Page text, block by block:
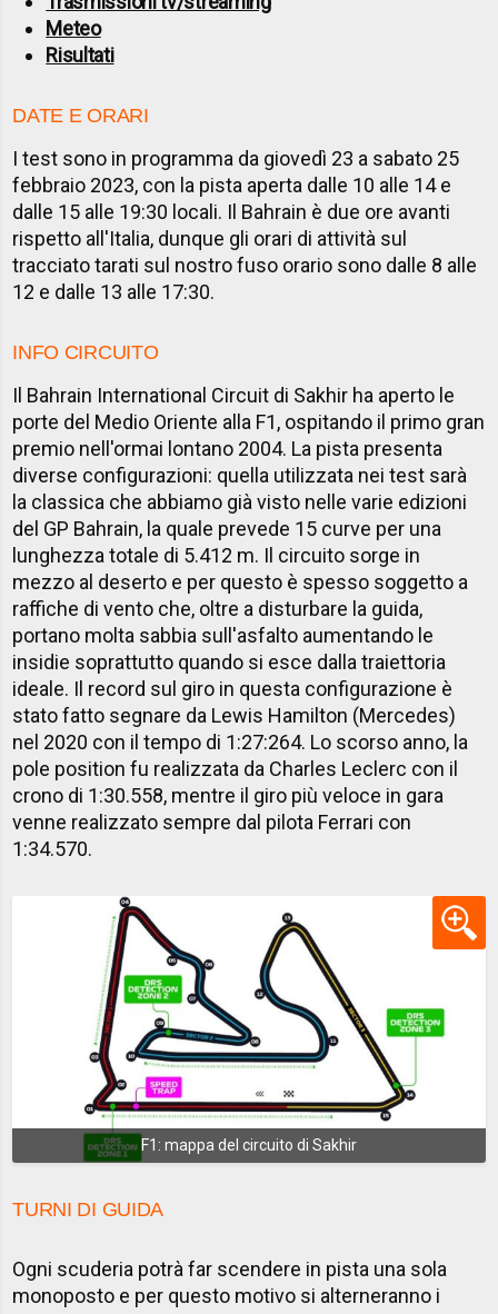
Meteo
Risultati
DATE E ORARI
I test sono in programma da giovedì 23 a sabato 25
febbraio 2023, con la pista aperta dalle 10 alle 14 e
dalle 15 alle 19:30 locali. Il Bahrain è due ore avanti
rispetto all'Italia, dunque gli orari di attività sul
tracciato tarati sul nostro fuso orario sono dalle 8 alle
12 e dalle 13 alle 17:30.
INFO CIRCUITO
Il Bahrain International Circuit di Sakhir ha aperto le
porte del Medio Oriente alla F1, ospitando il primo gran
premio nell'ormai lontano 2004. La pista presenta
diverse configurazioni: quella utilizzata nei test sarà
la classica che abbiamo già visto nelle varie edizioni
del GP Bahrain, la quale prevede 15 curve per una
lunghezza totale di 5.412 m. Il circuito sorge in
mezzo al deserto e per questo è spesso soggetto a
raffiche di vento che, oltre a disturbare la guida,
portano molta sabbia sull'asfalto aumentando le
insidie soprattutto quando si esce dalla traiettoria
ideale. Il record sul giro in questa configurazione è
stato fatto segnare da Lewis Hamilton (Mercedes)
nel 2020 con il tempo di 1:27:264. Lo scorso anno, la
pole position fu realizzata da Charles Leclerc con il
crono di 1:30.558, mentre il giro più veloce in gara
venne realizzato sempre dal pilota Ferrari con
1:34.570.
F1: mappa del circuito di Sakhir
TURNI DI GUIDA
Ogni scuderia potrà far scendere in pista una sola
monoposto e per questo motivo si alterneranno i